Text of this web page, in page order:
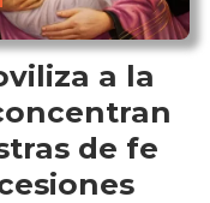
a la
de fe